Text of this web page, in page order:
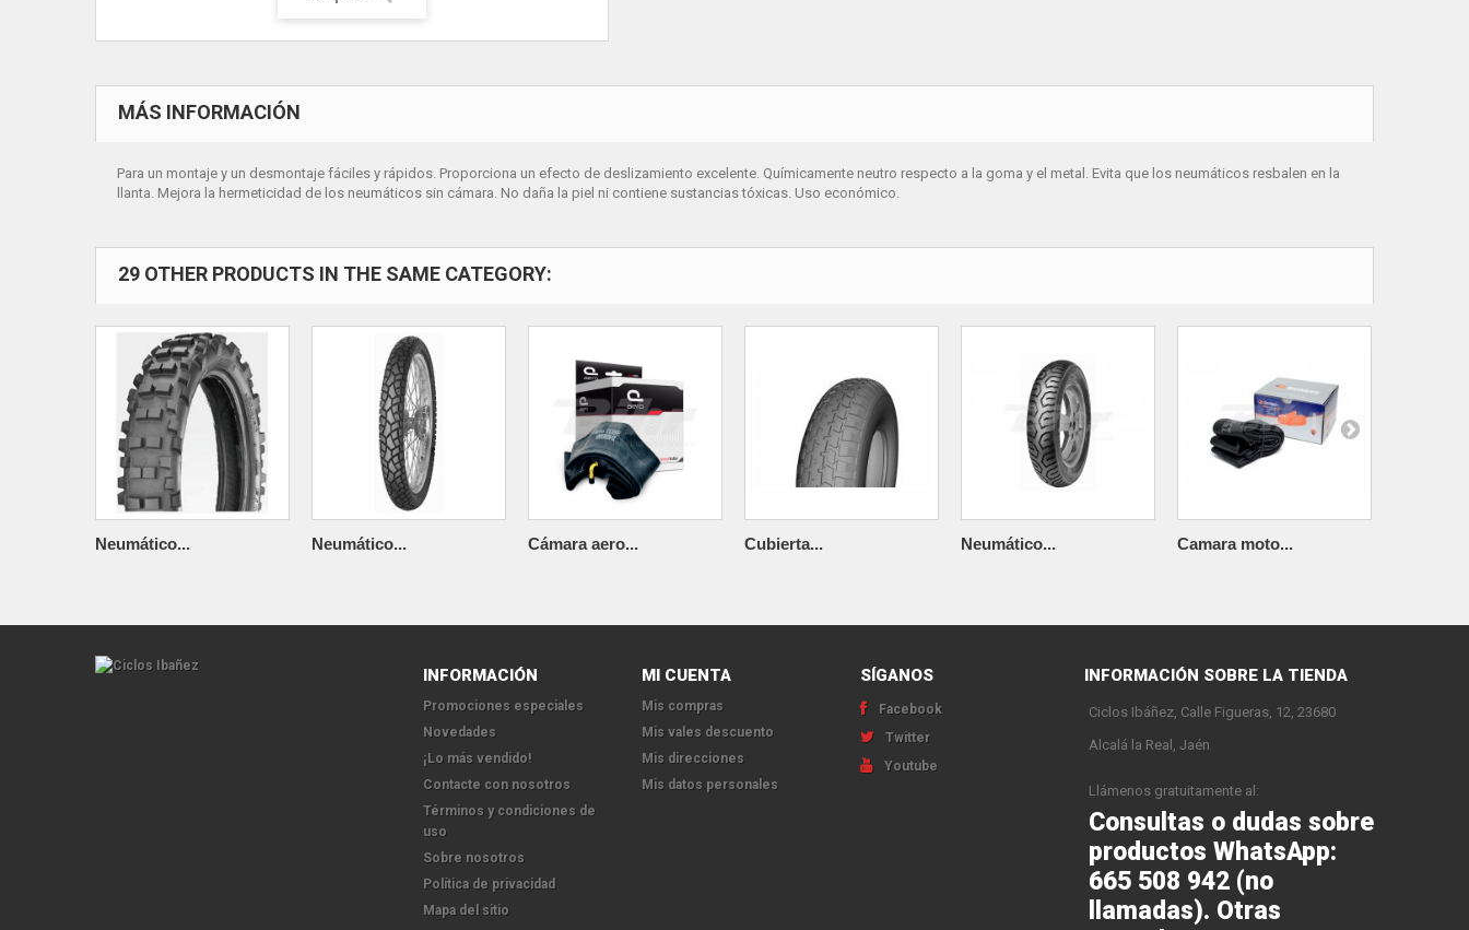
MÁS INFORMACIÓN
Para un montaje y un desmontaje fáciles y rápidos. Proporciona un efecto de deslizamiento excelente. Químicamente neutro respecto a la goma y el metal. Evita que los neumáticos resbalen en la
llanta. Mejora la hermeticidad de los neumáticos sin cámara. No daña la piel ni contiene sustancias tóxicas. Uso económico.
29 OTHER PRODUCTS IN THE SAME CATEGORY:
Neumático... Neumático... Cámara aero... Cubierta... Neumático... Camara moto...
INFORMACIÓN
Promociones especiales
Novedades
¡Lo más vendido!
Contacte con nosotros
Términos y condiciones de
uso
Sobre nosotros
Política de privacidad
Mapa del sitio
MI CUENTA
Mis compras
Mis vales descuento
Mis direcciones
Mis datos personales
SÍGANOS
Facebook
Twitter
Youtube
INFORMACIÓN SOBRE LA TIENDA
Ciclos Ibáñez, Calle Figueras, 12, 23680
Alcalá la Real, Jaén
Llámenos gratuitamente al:
Consultas o dudas sobre
productos WhatsApp:
665 508 942 (no
llamadas). Otras